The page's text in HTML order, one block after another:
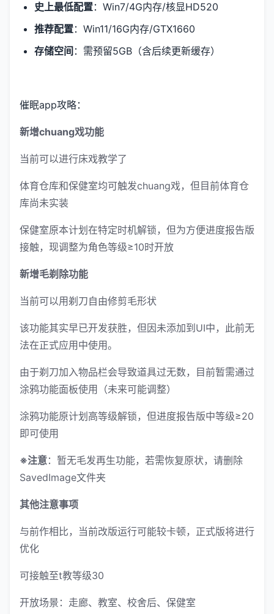
​史上最低配置​​：Win7/4G内存/核显HD520
​推荐配置​​：Win11/16G内存/GTX1660
​存储空间​ ​：需预留5GB（含后续更新缓存）
催眠app攻略：
新增chuang戏功能
当前可以进行床戏教学了
体育仓库和保健室均可触发chuang戏，但目前体育仓
库尚未实装
保健室原本计划在特定时机解锁，但为方便进度报告版
接触，现调整为角色等级≥10时开放
新增毛剃除功能
当前可以用剃刀自由修剪毛形状
该功能其实早已开发获胜，但因未添加到UI中，此前无
法在正式应用中使用。
由于剃刀加入物品栏会导致道具过无数，目前暂需通过
涂鸦功能面板使用（未来可能调整）
涂鸦功能原计划高等级解锁，但进度报告版中等级≥20
即可使用
※注意：暂无毛发再生功能，若需恢复原状，请删除
SavedImage文件夹
其他注意事项
与前作相比，当前改版运行可能较卡顿，正式版将进行
优化
可接触至t教等级30
开放场景：走廊、教室、校舍后、保健室